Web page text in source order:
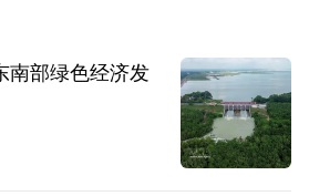
南部绿色经济发